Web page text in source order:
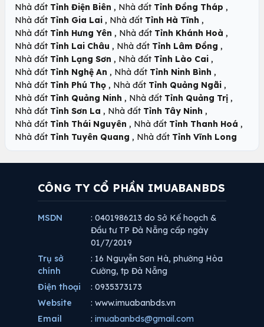
Nhà đất Tỉnh Điện Biên , Nhà đất Tỉnh Đồng Tháp ,
Nhà đất Tỉnh Gia Lai , Nhà đất Tỉnh Hà Tĩnh ,
Nhà đất Tỉnh Hưng Yên , Nhà đất Tỉnh Khánh Hoà ,
Nhà đất Tỉnh Lai Châu , Nhà đất Tỉnh Lâm Đồng ,
Nhà đất Tỉnh Lạng Sơn , Nhà đất Tỉnh Lào Cai ,
Nhà đất Tỉnh Nghệ An , Nhà đất Tỉnh Ninh Bình ,
Nhà đất Tỉnh Phú Thọ , Nhà đất Tỉnh Quảng Ngãi ,
Nhà đất Tỉnh Quảng Ninh , Nhà đất Tỉnh Quảng Trị ,
Nhà đất Tỉnh Sơn La , Nhà đất Tỉnh Tây Ninh ,
Nhà đất Tỉnh Thái Nguyên , Nhà đất Tỉnh Thanh Hoá ,
Nhà đất Tỉnh Tuyên Quang , Nhà đất Tỉnh Vĩnh Long
CÔNG TY CỔ PHẦN IMUABANBDS
MSDN
: 0401986213 do Sở Kế hoạch &
Đầu tư TP Đà Nẵng cấp ngày
01/7/2019
Trụ sở
chính
: 16 Nguyễn Sơn Hà, phường Hòa
Cường, tp Đà Nẵng
Điện thoại
: 0935373173
Website
: www.imuabanbds.vn
Email
: imuabanbds@gmail.com